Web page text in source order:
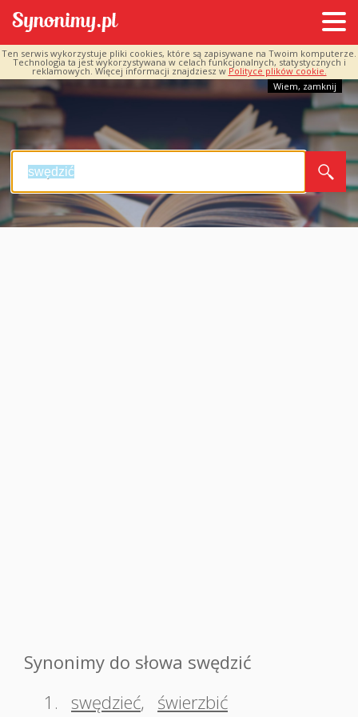
Ten serwis wykorzystuje pliki cookies, które są zapisywane na Twoim komputerze.
Technologia ta jest wykorzystywana w celach funkcjonalnych, statystycznych i
reklamowych. Więcej informacji znajdziesz w Polityce plików cookie.
Wiem, zamknij
Synonimy do słowa swędzić
1.
swędzieć, świerzbić